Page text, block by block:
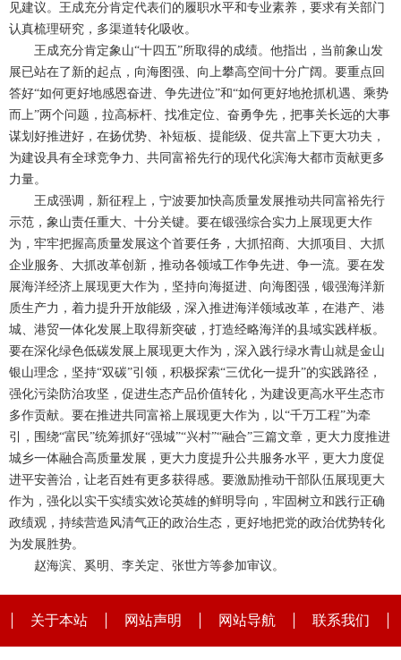
见建议。王成充分肯定代表们的履职水平和专业素养，要求有关部门
认真梳理研究，多渠道转化吸收。
王成充分肯定象山“十四五”所取得的成绩。他指出，当前象山发
展已站在了新的起点，向海图强、向上攀高空间十分广阔。要重点回
答好“如何更好地感恩奋进、争先进位”和“如何更好地抢抓机遇、乘势
而上”两个问题，拉高标杆、找准定位、奋勇争先，把事关长远的大事
谋划好推进好，在扬优势、补短板、提能级、促共富上下更大功夫，
为建设具有全球竞争力、共同富裕先行的现代化滨海大都市贡献更多
力量。
王成强调，新征程上，宁波要加快高质量发展推动共同富裕先行
示范，象山责任重大、十分关键。要在锻强综合实力上展现更大作
为，牢牢把握高质量发展这个首要任务，大抓招商、大抓项目、大抓
企业服务、大抓改革创新，推动各领域工作争先进、争一流。要在发
展海洋经济上展现更大作为，坚持向海挺进、向海图强，锻强海洋新
质生产力，着力提升开放能级，深入推进海洋领域改革，在港产、港
城、港贸一体化发展上取得新突破，打造经略海洋的县域实践样板。
要在深化绿色低碳发展上展现更大作为，深入践行绿水青山就是金山
银山理念，坚持“双碳”引领，积极探索“三优化一提升”的实践路径，
强化污染防治攻坚，促进生态产品价值转化，为建设更高水平生态市
多作贡献。要在推进共同富裕上展现更大作为，以“千万工程”为牵
引，围绕“富民”统筹抓好“强城”“兴村”“融合”三篇文章，更大力度推进
城乡一体融合高质量发展，更大力度提升公共服务水平，更大力度促
进平安善治，让老百姓有更多获得感。要激励推动干部队伍展现更大
作为，强化以实干实绩实效论英雄的鲜明导向，牢固树立和践行正确
政绩观，持续营造风清气正的政治生态，更好地把党的政治优势转化
为发展胜势。
赵海滨、奚明、李关定、张世方等参加审议。
关于本站 网站声明 网站导航 联系我们